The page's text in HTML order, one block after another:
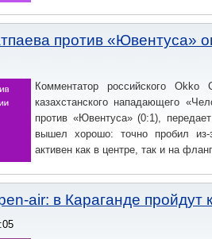
против «Ювентуса»
Комментатор российского
казахстанского нападающего
против «Ювентуса» (0:1),
вышел хорошо: точно пробил
активен как в центре, так и на
air: в Караганде пройдут